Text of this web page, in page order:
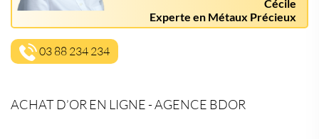
Cécile
Experte en Métaux Précieux
03 88 234 234
ACHAT D’OR EN LIGNE - AGENCE BDOR